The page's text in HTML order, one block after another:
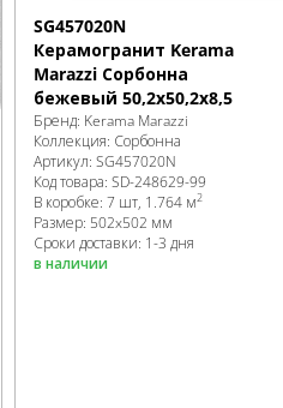
SG457020N
Керамогранит Kerama
Marazzi Сорбонна
бежевый 50,2x50,2x8,5
Бренд: Kerama Marazzi
Коллекция: Сорбонна
Артикул:SG457020N
Код товара:SD-248629-99
В коробке:7 шт, 1.764 м2
Размер: 502x502 мм
Сроки доставки: 1-3 дня
в наличии